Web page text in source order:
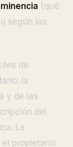
(qué
según las
de
la
y de las
del
La
propietario